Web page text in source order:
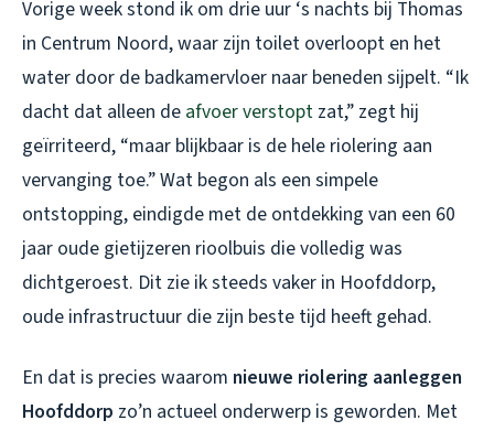
Vorige week stond ik om drie uur ‘s nachts bij Thomas
in Centrum Noord, waar zijn toilet overloopt en het
water door de badkamervloer naar beneden sijpelt. “Ik
dacht dat alleen de afvoer verstopt zat,” zegt hij
geïrriteerd, “maar blijkbaar is de hele riolering aan
vervanging toe.” Wat begon als een simpele
ontstopping, eindigde met de ontdekking van een 60
jaar oude gietijzeren rioolbuis die volledig was
dichtgeroest. Dit zie ik steeds vaker in Hoofddorp,
oude infrastructuur die zijn beste tijd heeft gehad.
En dat is precies waarom nieuwe riolering aanleggen
Hoofddorp zo’n actueel onderwerp is geworden. Met